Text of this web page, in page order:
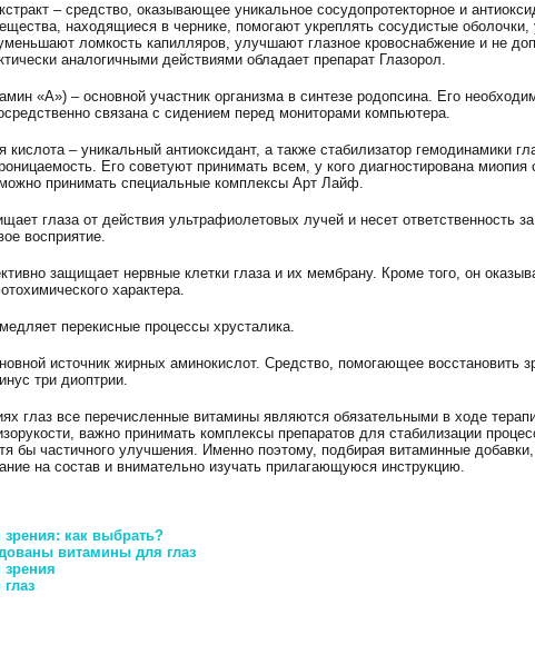
– средство, оказывающее уникальное сосудопротекторное и
находящиеся в чернике, помогают укреплять сосудистые оболочки,
ломкость капилляров, улучшают глазное кровоснабжение и не
аналогичными действиями обладает препарат Глазорол.
«А») – основной участник организма в синтезе родопсина. Его
связана с сидением перед мониторами компьютера.
кислота – уникальный антиоксидант, а также стабилизатор гемодинамики
Его советуют принимать всем, у кого диагностирована
принимать специальные комплексы Арт Лайф.
глаза от действия ультрафиолетовых лучей и несет ответственность
восприятие.
защищает нервные клетки глаза и их мембрану. Кроме того, он
характера.
перекисные процессы хрусталика.
источник жирных аминокислот. Средство, помогающее восстановить
три диоптрии.
глаз все перечисленные витамины являются обязательными в ходе
важно принимать комплексы препаратов для стабилизации
бы частичного улучшения. Именно поэтому, подбирая витаминные
на состав и внимательно изучать прилагающуюся инструкцию.
как выбрать?
витамины для глаз